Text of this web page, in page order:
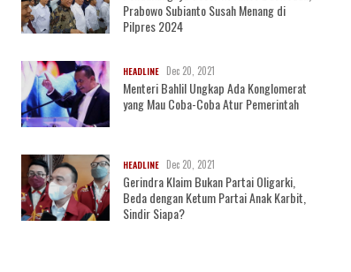
Prabowo Subianto Susah Menang di
Pilpres 2024
HEADLINE Dec 20, 2021
Menteri Bahlil Ungkap Ada Konglomerat
yang Mau Coba-Coba Atur Pemerintah
HEADLINE Dec 20, 2021
Gerindra Klaim Bukan Partai Oligarki,
Beda dengan Ketum Partai Anak Karbit,
Sindir Siapa?